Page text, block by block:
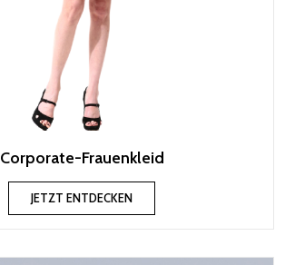
Corporate-Frauenkleid
JETZT ENTDECKEN